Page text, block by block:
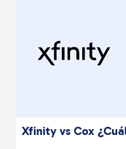
Xfinity vs Cox